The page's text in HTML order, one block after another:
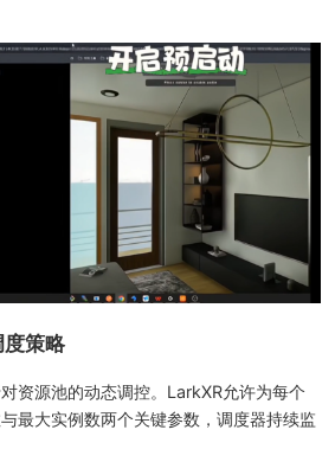
度策略
资源池的动态调控。LarkXR允许为每个
最大实例数两个关键参数，调度器持续监